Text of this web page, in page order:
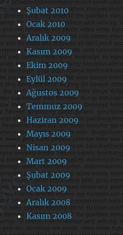
Şubat 2010
Ocak 2010
Aralık 2009
Kasım 2009
Ekim 2009
Eylül 2009
Ağustos 2009
Temmuz 2009
Haziran 2009
Mayıs 2009
Nisan 2009
Mart 2009
Şubat 2009
Ocak 2009
Aralık 2008
Kasım 2008